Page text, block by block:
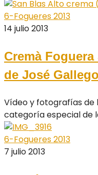
6-Fogueres 2013
14 julio 2013
Cremà
de José
Vídeo y fotografías
categoría especial de
6-Fogueres 2013
7 julio 2013